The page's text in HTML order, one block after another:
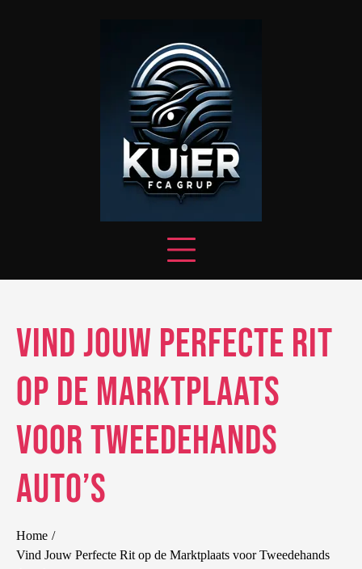
Vind Jouw Perfecte Rit
op de Marktplaats
voor Tweedehands
Auto’s
Home
Vind Jouw Perfecte Rit op de Marktplaats voor Tweedehands